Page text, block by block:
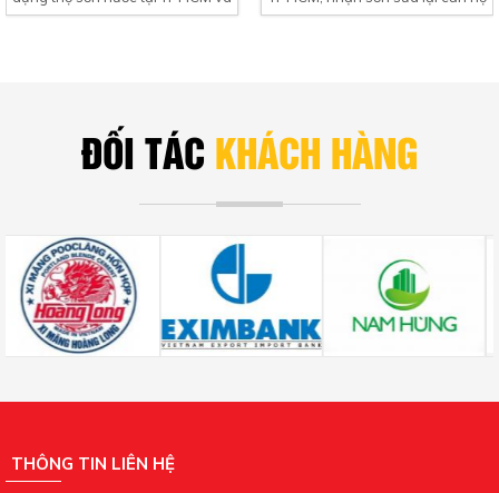
Khu vực phía nam. Là...
chung cư cao cấp,...
ĐỐI TÁC KHÁCH HÀNG
THÔNG TIN LIÊN HỆ